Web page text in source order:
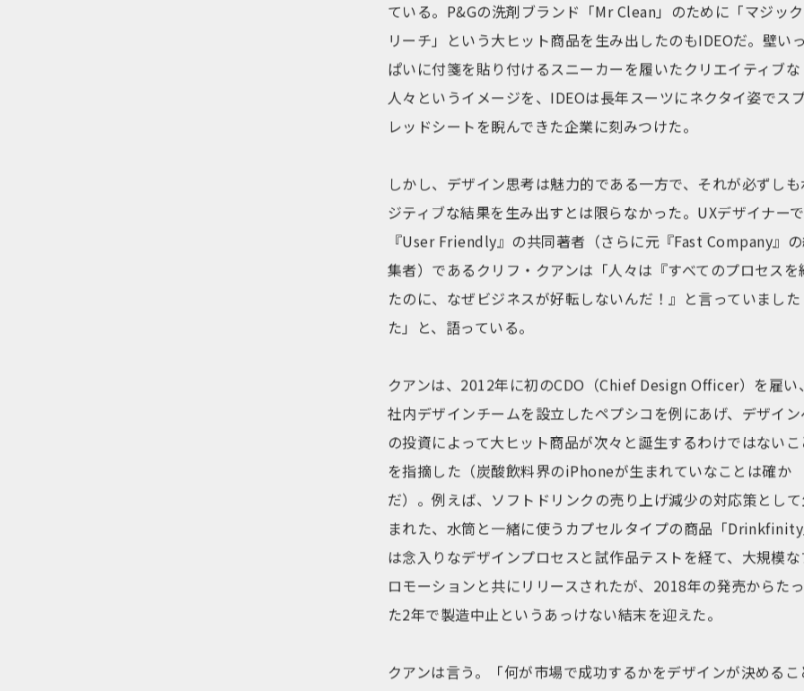
ている。P&Gの洗剤ブランド「Mr Clean」のために「マジック
リーチ」という大ヒット商品を生み出したのもIDEOだ。壁いっ
ぱいに付箋を貼り付けるスニーカーを履いたクリエイティブな
人々というイメージを、IDEOは長年スーツにネクタイ姿でス
レッドシートを睨んできた企業に刻みつけた。
しかし、デザイン思考は魅力的である一方で、それが必ずしも
ジティブな結果を生み出すとは限らなかった。UXデザイナーで
『User Friendly』の共同著者（さらに元『Fast Company』
集者）であるクリフ・クアンは「人々は『すべてのプロセスを
たのに、なぜビジネスが好転しないんだ！』と言っていました
た」と、語っている。
クアンは、2012年に初のCDO（Chief Design Officer）を雇い、
社内デザインチームを設立したペプシコを例にあげ、デザイン
の投資によって大ヒット商品が次々と誕生するわけではないこ
を指摘した（炭酸飲料界のiPhoneが生まれていなことは確か
だ）。例えば、ソフトドリンクの売り上げ減少の対応策とし
まれた、水筒と一緒に使うカプセルタイプの商品「Drinkfinity
は念入りなデザインプロセスと試作品テストを経て、大規模な
ロモーションと共にリリースされたが、2018年の発売からたっ
た2年で製造中止というあっけない結末を迎えた。
クアンは言う。「何が市場で成功するかをデザインが決めるこ